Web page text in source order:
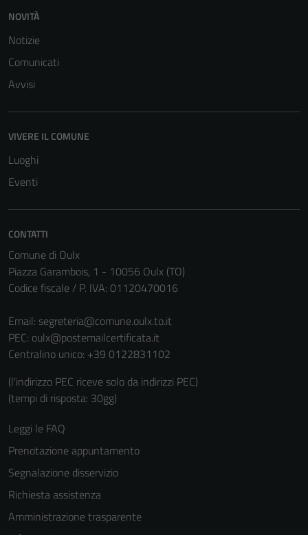
NOVITÀ
Notizie
Comunicati
Avvisi
VIVERE IL COMUNE
Luoghi
Eventi
CONTATTI
Comune di Oulx
Piazza Garambois, 1 - 10056 Oulx (TO)
Codice fiscale / P. IVA: 01120470016
Email: segreteria@comune.oulx.to.it
PEC: oulx@postemailcertificata.it
Centralino unico: +39 0122831102
(l'indirizzo PEC riceve solo da indirizzi PEC)
(tempi di risposta: 30gg)
Leggi le FAQ
Prenotazione appuntamento
Segnalazione disservizio
Richiesta assistenza
Amministrazione trasparente
per il
Questi cookie